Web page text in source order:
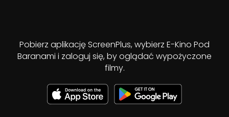
Pobierz aplikację ScreenPlus, wybierz E-Kino Pod
Baranami i zaloguj się, by oglądać wypożyczone
filmy.